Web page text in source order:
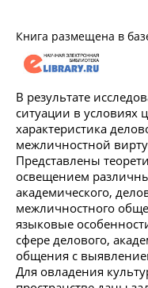
Книга размещена в
В результате
ситуации в условиях
характеристика
межличностной
Представлены
освещением
академического,
межличностного
языковые
сфере делового,
общения с
Для овладения